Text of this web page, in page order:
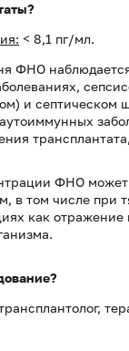
< 8,1 пг/мл.
ФНО
и септическом
ФНО может
в том числе при
как отражение